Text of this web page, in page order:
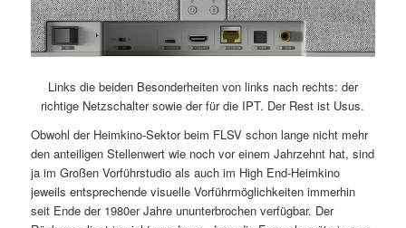
Links die beiden Besonderheiten von links nach rechts: der
richtige Netzschalter sowie der für die IPT. Der Rest ist Usus.
Obwohl der Heimkino-Sektor beim FLSV schon lange nicht mehr
den anteiligen Stellenwert wie noch vor einem Jahrzehnt hat, sind
ja im Großen Vorführstudio als auch im High End-Heimkino
jeweils entsprechende visuelle Vorführmöglichkeiten immerhin
seit Ende der 1980er Jahre ununterbrochen verfügbar. Der